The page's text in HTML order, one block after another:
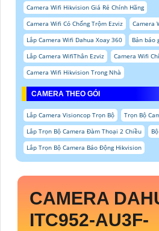
Camera Wifi Hikvision Giá Rẻ Chính Hãng
Camera Wifi Có Chống Trộm Ezviz
Camera
Lắp Camera Wifi Dahua Xoay 360
Bản báo
Lắp Camera WifiThân Ezviz
Camera Wifi
Camera Wifi Hikvision Trong Nhà
CAMERA THEO GÓI
Lắp Camera Visioncop Trọn Bộ
Trọn Bộ
Lắp Trọn Bộ Camera Đàm Thoại 2 Chiều
Lắp Trọn Bộ Camera Báo Động Hikvision
CAMERA
ITC952-AU3F-